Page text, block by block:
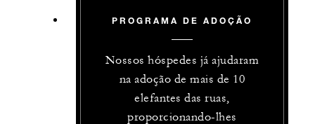
PROGRAMA DE ADOÇÃO
Nossos hóspedes já ajudaram
na adoção de mais de 10
elefantes das ruas,
proporcionando-lhes